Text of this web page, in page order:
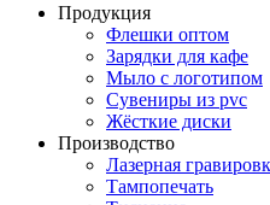
Продукция
Флешки оптом
Зарядки для кафе
Мыло с логотипом
Сувениры из pvc
Жёсткие диски
Производство
Лазерная
Тампопечать